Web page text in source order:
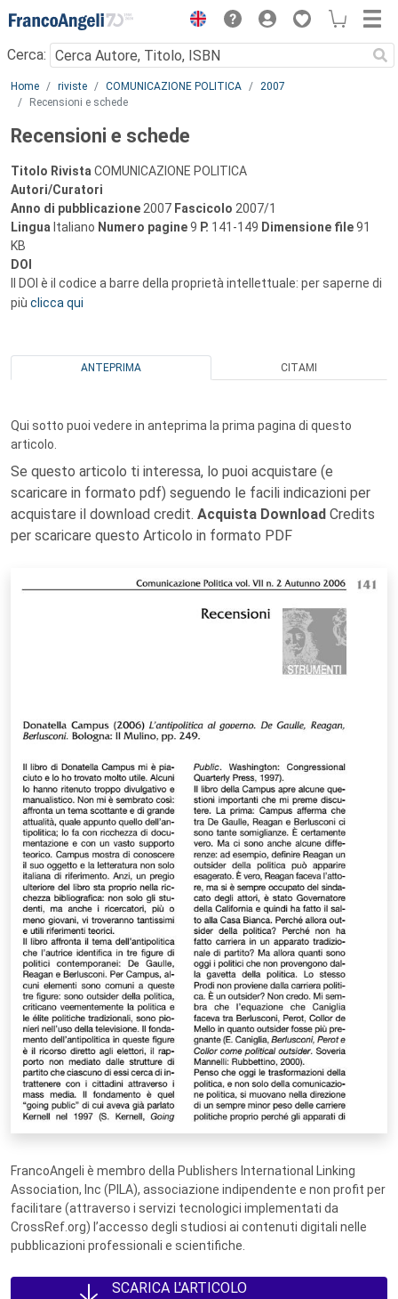
Menu
Cerca:
Main content
Home riviste COMUNICAZIONE POLITICA
2007
Recensioni e schede
Recensioni e schede
Titolo Rivista COMUNICAZIONE POLITICA
Autori/Curatori
Anno di pubblicazione 2007 Fascicolo 2007/1
Lingua Italiano Numero pagine9 P. 141-149 Dimensione file91
KB
DOI
Il DOI è il codice a barre della proprietà intellettuale: per saperne di
più clicca qui
ANTEPRIMA CITAMI
Qui sotto puoi vedere in anteprima la prima pagina di questo
articolo.
Se questo articolo ti interessa, lo puoi acquistare (e
scaricare in formato pdf) seguendo le facili indicazioni per
acquistare il download credit. Acquista Download Credits
per scaricare questo Articolo in formato PDF
FrancoAngeli è membro della Publishers International Linking
Association, Inc (PILA), associazione indipendente e non profit per
facilitare (attraverso i servizi tecnologici implementati da
CrossRef.org) l’accesso degli studiosi ai contenuti digitali nelle
pubblicazioni professionali e scientifiche.
SCARICA L'ARTICOLO